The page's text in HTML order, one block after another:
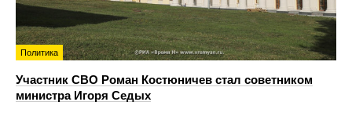
Политика
Участник СВО Роман Костюничев стал советником
министра Игоря Седых